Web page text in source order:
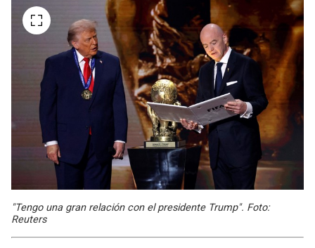
"Tengo una gran relación con el presidente Trump". Foto:
Reuters